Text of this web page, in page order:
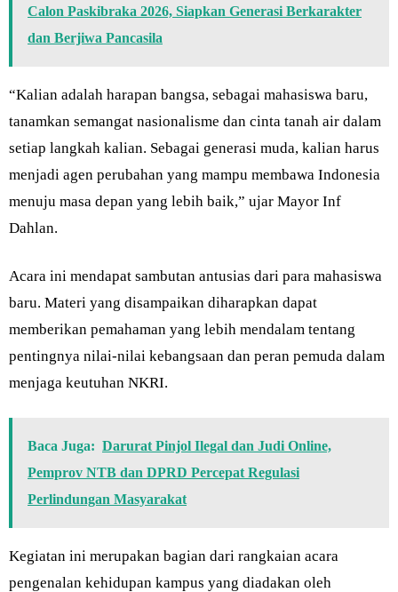
Calon Paskibraka 2026, Siapkan Generasi Berkarakter
dan Berjiwa Pancasila
“Kalian adalah harapan bangsa, sebagai mahasiswa baru,
tanamkan semangat nasionalisme dan cinta tanah air dalam
setiap langkah kalian. Sebagai generasi muda, kalian harus
menjadi agen perubahan yang mampu membawa Indonesia
menuju masa depan yang lebih baik,” ujar Mayor Inf
Dahlan.
Acara ini mendapat sambutan antusias dari para mahasiswa
baru. Materi yang disampaikan diharapkan dapat
memberikan pemahaman yang lebih mendalam tentang
pentingnya nilai-nilai kebangsaan dan peran pemuda dalam
menjaga keutuhan NKRI.
Baca Juga: Darurat Pinjol Ilegal dan Judi Online,
Pemprov NTB dan DPRD Percepat Regulasi
Perlindungan Masyarakat
Kegiatan ini merupakan bagian dari rangkaian acara
pengenalan kehidupan kampus yang diadakan oleh